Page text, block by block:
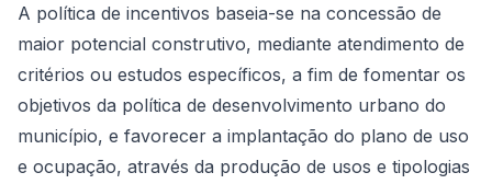
A política de incentivos baseia-se na concessão de
maior potencial construtivo, mediante atendimento de
critérios ou estudos específicos, a fim de fomentar os
objetivos da política de desenvolvimento urbano do
município, e favorecer a implantação do plano de uso
e ocupação, através da produção de usos e tipologias